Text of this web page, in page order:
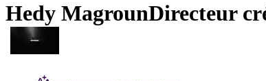
Hedy MagrounDirecteur